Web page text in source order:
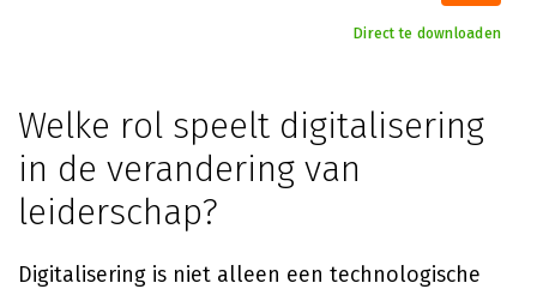
Direct te downloaden
Welke rol speelt digitalisering
in de verandering van
leiderschap?
Digitalisering is niet alleen een technologische